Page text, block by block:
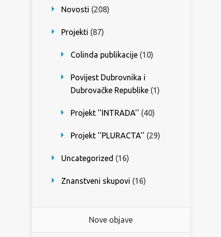
Novosti (208)
Projekti (87)
Colinda publikacije (10)
Povijest Dubrovnika i
Dubrovačke Republike (1)
Projekt ''INTRADA'' (40)
Projekt ''PLURACTA'' (29)
Uncategorized (16)
Znanstveni skupovi (16)
Nove objave